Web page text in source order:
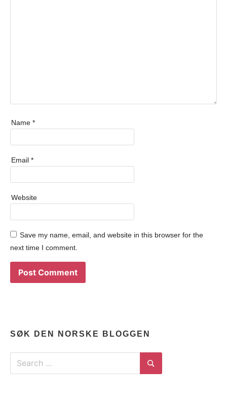
Name *
Email *
Website
Save my name, email, and website in this browser for the
next time I comment.
SØK DEN NORSKE BLOGGEN
Search
Search